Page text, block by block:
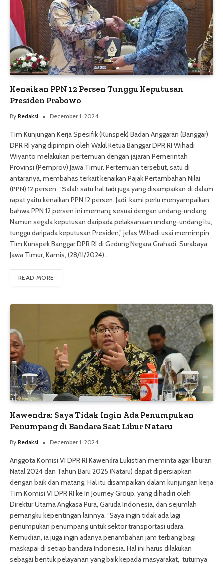
Kenaikan PPN 12 Persen Tunggu Keputusan
Presiden Prabowo
By Redaksi December 1, 2024
Tim Kunjungan Kerja Spesifik (Kunspek) Badan Anggaran (Banggar)
DPR RI yang dipimpin oleh Wakil Ketua Banggar DPR RI Wihadi
Wiyanto melakukan pertemuan dengan jajaran Pemerintah
Provinsi (Pemprov) Jawa Timur. Pertemuan tersebut, satu di
antaranya, membahas terkait kenaikan Pajak Pertambahan Nilai
(PPN) 12 persen. “Salah satu hal tadi juga yang disampaikan di dalam
rapat yaitu kenaikan PPN 12 persen. Jadi, kami perlu menyampaikan
bahwa PPN 12 persen ini memang sesuai dengan undang-undang.
Namun segala keputusan daripada pelaksanaan undang-undang itu,
tunggu daripada keputusan Presiden,” jelas Wihadi usai memimpin
Tim Kunspek Banggar DPR RI di Gedung Negara Grahadi, Surabaya,
Jawa Timur, Kamis, (28/11/2024)…
READ MORE
Kawendra: Saya Tidak Ingin Ada Penumpukan
Penumpang di Bandara Saat Libur Nataru
By Redaksi December 1, 2024
Anggota Komisi VI DPR RI Kawendra Lukistian meminta agar liburan
Natal 2024 dan Tahun Baru 2025 (Nataru) dapat dipersiapkan
dengan baik dan matang. Hal itu disampaikan dalam kunjungan kerja
Tim Komisi VI DPR RI ke In Journey Group, yang dihadiri oleh
Direktur Utama Angkasa Pura, Garuda Indonesia, dan sejumlah
pemangku kepentingan lainnya. “Saya ingin tidak ada lagi
penumpukan penumpang untuk sektor transportasi udara.
Kemudian, ia juga ingin adanya penambahan jam terbang bagi
maskapai di setiap bandara Indonesia. Hal ini harus dilakukan
sebagai bentuk pelayanan yang baik kepada masyarakat,” tuturnya